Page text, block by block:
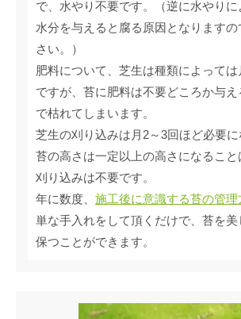
で、水やり不要です。（逆に水やり
水分を与えると腐る原因となります
さい。）
肥料について、芝生は種類によって
ですが、苔に肥料は不要どころか与
で枯れてしまいます。
芝生の刈り込みは月2～3回ほど必要に
苔の高さは一定以上の高さになること
刈り込みは不要です。
年に数度、 施工後に意識する苔の管理
単な手入れをして頂くだけで、苔を美
保つことができます。